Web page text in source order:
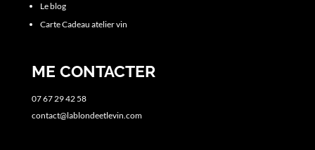
Le blog
Carte Cadeau atelier vin
ME CONTACTER
07 67 29 42 58
contact@lablondeetlevin.com